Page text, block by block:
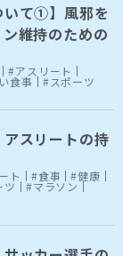
いて①】風邪を
維持のための
#アスリート
食事 #スポーツ
スリートの持
ト #食事 #健康
ツ #マラソン